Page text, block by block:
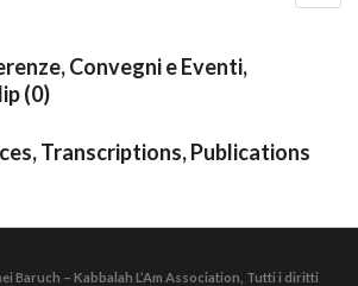
Convegni e Eventi,
(0)
Transcriptions, Publications
Baruch – Kabbalah L’Am Association, Tutti i diritti